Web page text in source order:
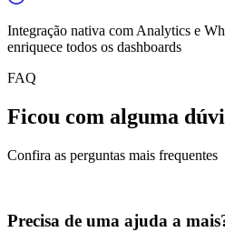
Integração nativa com Analytics e
enriquece todos os dashboards
FAQ
Ficou com alguma
Confira as perguntas mais frequentes
Precisa de uma ajuda a